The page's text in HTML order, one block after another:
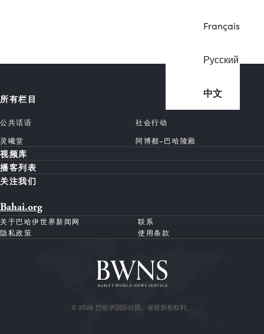
Français
Русский
中文
所有栏目
公共话语
社会行动
灵曦堂
阿博都-巴哈陵殿
视频库
播客列表
关注我们
Bahai.org
关于巴哈伊世界新闻网
联系
隐私政策
使用条款
© 2026 巴哈伊国际社团。保留所有权利。